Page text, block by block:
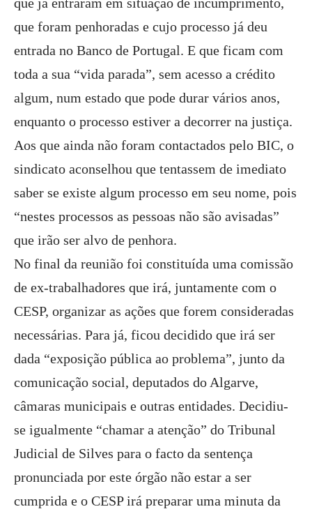
que foram penhoradas e cujo processo já deu
entrada no Banco de Portugal. E que ficam com
toda a sua “vida parada”, sem acesso a crédito
algum, num estado que pode durar vários anos,
enquanto o processo estiver a decorrer na justiça.
Aos que ainda não foram contactados pelo BIC, o
sindicato aconselhou que tentassem de imediato
saber se existe algum processo em seu nome, pois
“nestes processos as pessoas não são avisadas”
que irão ser alvo de penhora.
No final da reunião foi constituída uma comissão
de ex-trabalhadores que irá, juntamente com o
CESP, organizar as ações que forem consideradas
necessárias. Para já, ficou decidido que irá ser
dada “exposição pública ao problema”, junto da
comunicação social, deputados do Algarve,
câmaras municipais e outras entidades. Decidiu-
se igualmente “chamar a atenção” do Tribunal
Judicial de Silves para o facto da sentença
pronunciada por este órgão não estar a ser
cumprida e o CESP irá preparar uma minuta da